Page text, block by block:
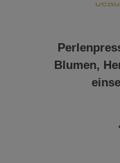
Blumen,